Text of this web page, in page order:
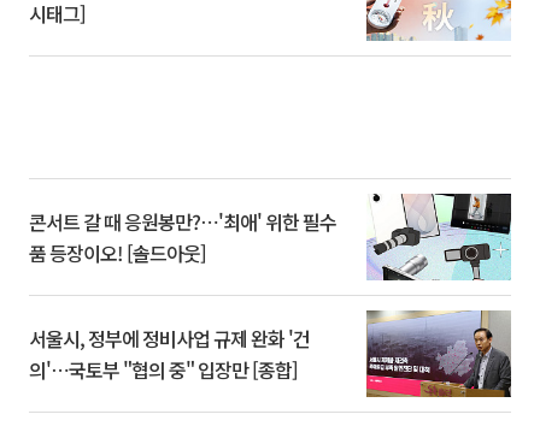
시태그]
콘서트 갈 때 응원봉만?⋯'최애' 위한 필수
품 등장이오! [솔드아웃]
서울시, 정부에 정비사업 규제 완화 '건
의'⋯국토부 "협의 중" 입장만 [종합]